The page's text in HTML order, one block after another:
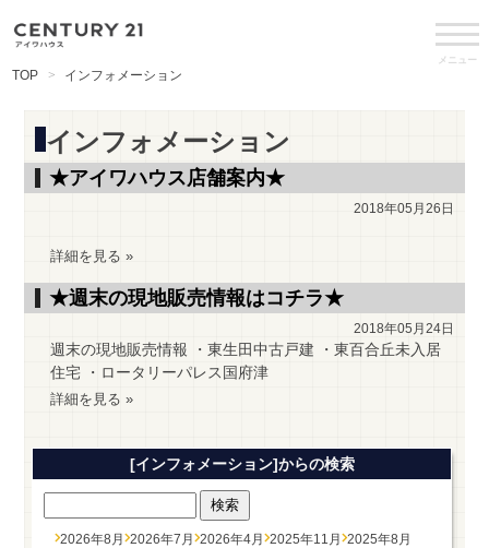
メニュー
TOP インフォメーション
インフォメーション
★アイワハウス店舗案内★
2018年05月26日
詳細を見る »
★週末の現地販売情報はコチラ★
2018年05月24日
週末の現地販売情報 ・東生田中古戸建 ・東百合丘未入居
住宅 ・ロータリーパレス国府津
詳細を見る »
[インフォメーション]からの検索
2026年8月 2026年7月 2026年4月 2025年11月 2025年8月